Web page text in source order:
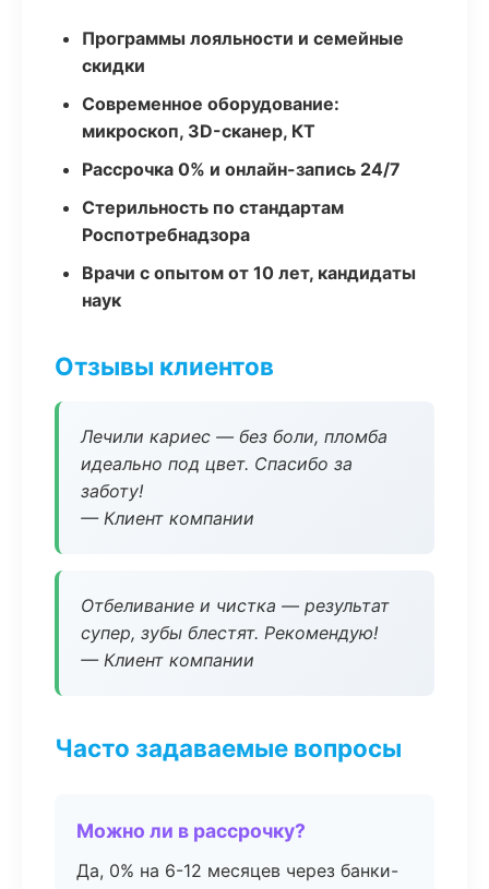
Программы лояльности и семейные
скидки
Современное оборудование:
микроскоп, 3D-сканер, КТ
Рассрочка 0% и онлайн-запись 24/7
Стерильность по стандартам
Роспотребнадзора
Врачи с опытом от 10 лет, кандидаты
наук
Отзывы клиентов
Лечили кариес — без боли, пломба
идеально под цвет. Спасибо за
заботу!
— Клиент компании
Отбеливание и чистка — результат
супер, зубы блестят. Рекомендую!
— Клиент компании
Часто задаваемые вопросы
Можно ли в рассрочку?
Да, 0% на 6-12 месяцев через банки-